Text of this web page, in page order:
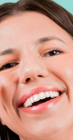
Meine
Tech Elixir
Set
Deutsch
Italiano
Svenska
简体中文